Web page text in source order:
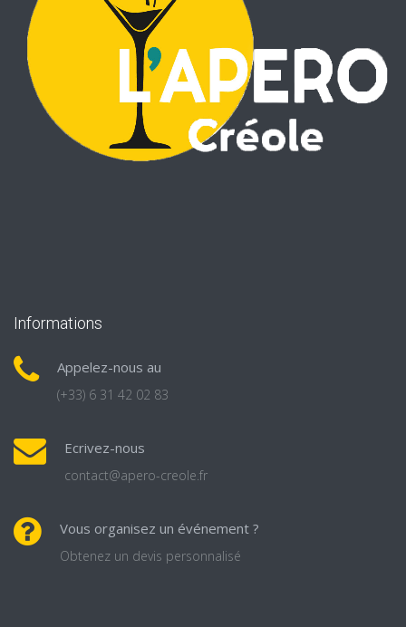
Informations
Appelez-nous au
(+33) 6 31 42 02 83
Ecrivez-nous
contact@apero-creole.fr
Vous organisez un événement ?
Obtenez un devis personnalisé